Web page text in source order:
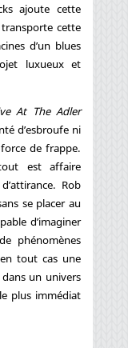
ajoute cette
cette
d’un blues
luxueux et
At The Adler
d’esbroufe ni
de frappe.
est affaire
Rob
se placer au
d’imaginer
phénomènes
tout cas une
un univers
plus immédiat